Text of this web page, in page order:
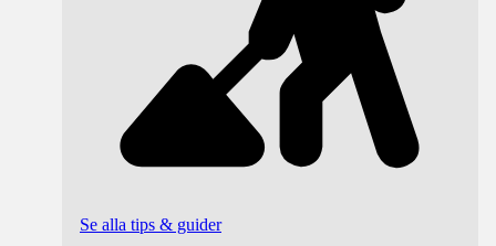
Se alla tips & guider